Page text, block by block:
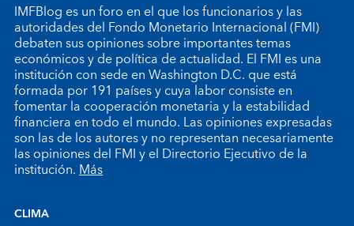
IMFBlog es un foro en el que los funcionarios y las
autoridades del Fondo Monetario Internacional (FMI)
debaten sus opiniones sobre importantes temas
económicos y de política de actualidad. El FMI es una
institución con sede en Washington D.C. que está
formada por 191 países y cuya labor consiste en
fomentar la cooperación monetaria y la estabilidad
financiera en todo el mundo. Las opiniones expresadas
son las de los autores y no representan necesariamente
las opiniones del FMI y el Directorio Ejecutivo de la
institución.Más
CLIMA